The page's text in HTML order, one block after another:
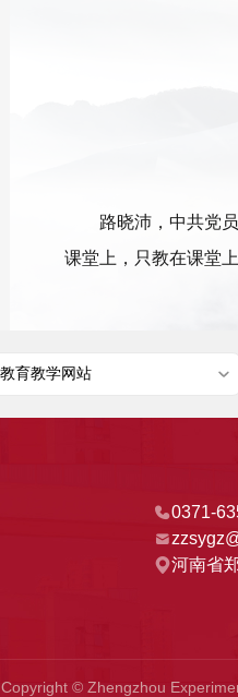
路晓沛，中共党
课堂上，只教在课堂
0371-
河南省
Copyright © Zhengzhou